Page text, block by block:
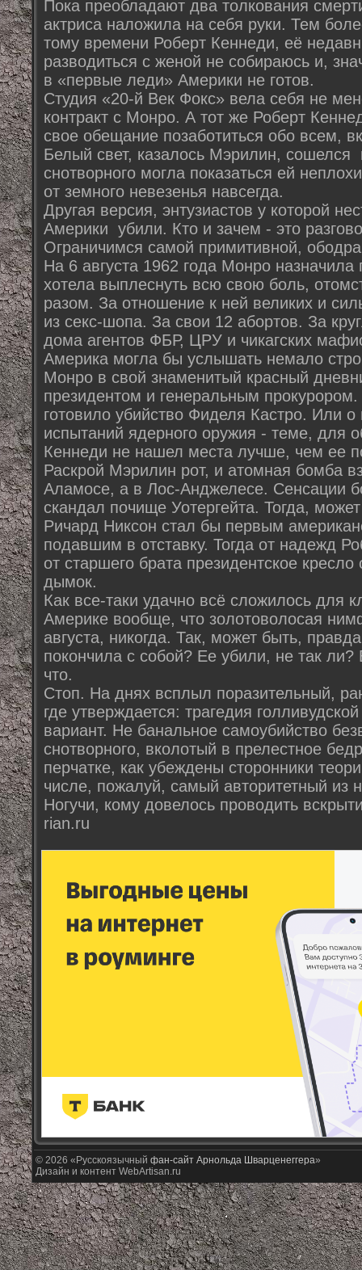
Пока преобладают два толкования
актриса наложила на себя руки. Тем
тому времени Роберт Кеннеди, её
разводиться с женой не собираюсь и,
в «первые леди» Америки не готов.
Студия «20-й Век Фокс» вела себя не
контракт с Монро. А тот же Роберт
свое обещание позаботиться обо всем,
Белый свет, казалось Мэрилин,
снотворного могла показаться ей
от земного невезенья навсегда.
Другая версия, энтузиастов у которой
Америки убили. Кто и зачем - это
Ограничимся самой примитивной,
На 6 августа 1962 года Монро
хотела выплеснуть всю свою боль,
разом. За отношение к ней великих и
из секс-шопа. За свои 12 абортов. За
дома агентов ФБР, ЦРУ и чикагских
Америка могла бы услышать немало
Монро в свой знаменитый красный
президентом и генеральным
готовило убийство Фиделя Кастро. Или
испытаний ядерного оружия - теме, для
Кеннеди не нашел места лучше, чем ее
Раскрой Мэрилин рот, и атомная бомба
Аламосе, а в Лос-Анджелесе. Сенсации
скандал почище Уотергейта. Тогда,
Ричард Никсон стал бы первым
подавшим в отставку. Тогда от надежд
от старшего брата президентское
дымок.
Как все-таки удачно всё сложилось для
Америке вообще, что золотоволосая
августа, никогда. Так, может быть,
покончила с собой? Ее убили, не так
что.
Стоп. На днях всплыл поразительный,
где утверждается: трагедия
вариант. Не банальное самоубийство
снотворного, вколотый в прелестное
перчатке, как убеждены сторонники
числе, пожалуй, самый авторитетный из
Ногучи, кому довелось проводить
rian.ru
© 2026 «Русскоязычный фан-сайт Арнольда Шварценеггера»
Дизайн и контент WebArtisan.ru